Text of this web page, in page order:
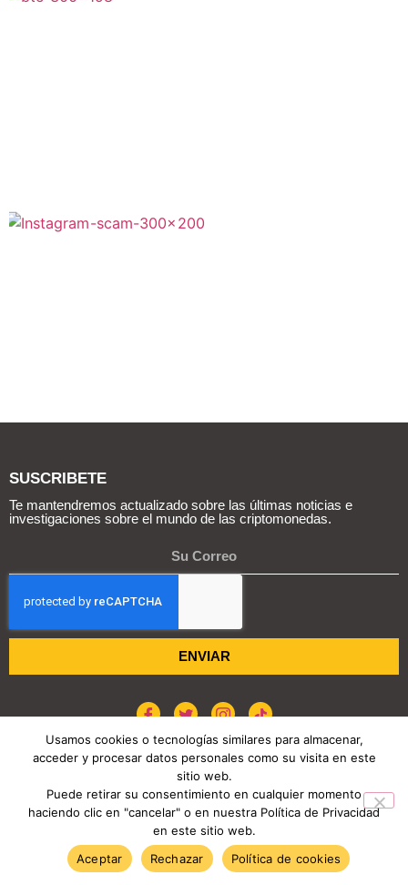
SUSCRIBETE
Te mantendremos actualizado sobre las últimas noticias e
investigaciones sobre el mundo de las criptomonedas.
ENVIAR
COPYRIGHT © 2026 REPORTE CRIPTO
POLÍTICA DE COOKIES
TENDENCIAS HOY
Usamos cookies o tecnologías similares para almacenar,
acceder y procesar datos personales como su visita en este
sitio web.
Puede retirar su consentimiento en cualquier momento
haciendo clic en "cancelar" o en nuestra Política de Privacidad
en este sitio web.
Aceptar
Rechazar Política de cookies